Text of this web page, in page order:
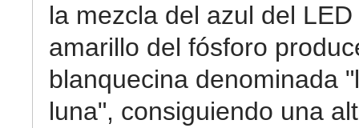
la mezcla del azul del LED
amarillo del fósforo
blanquecina denominada
luna", consiguiendo una